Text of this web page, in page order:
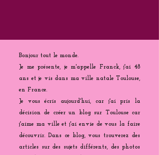
Bonjour tout le monde.
Je me présente, je m'appelle Franck, j'ai 48
ans et je vis dans ma ville natale Toulouse,
en France.
Je vous écris aujourd'hui, car j'ai pris la
décision de créer un blog sur Toulouse car
j'aime ma ville et j'ai envie de vous la faire
découvrir. Dans ce blog, vous trouverez des
articles sur des sujets différents, des photos